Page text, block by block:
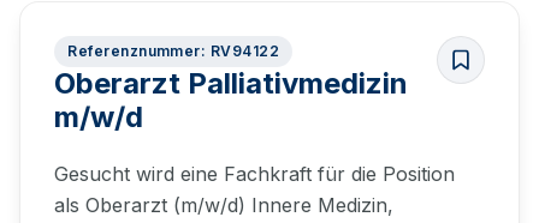
Referenznummer: RV94122
Oberarzt Palliativmedizin
m/w/d
Gesucht wird eine Fachkraft für die Position
als Oberarzt (m/w/d) Innere Medizin,